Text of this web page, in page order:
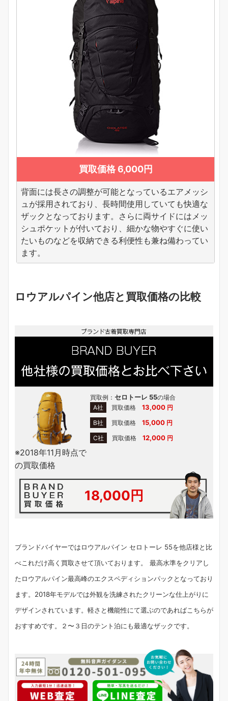
買取価格 6,000円
背面には長さの調整が可能となっているエアメッシ
ュが採用されており、長時間使用していても快適な
ザックとなっております。さらに両サイドにはメッ
シュポケットが付いており、細かな物やすぐに使い
たいものなどを収納できる利便性も兼ね備わってい
ます。
ロウアルパイン他店と買取価格の比較
買取例：セロトーレ 55の場合
A社
買取価格13,000 円
B社
買取価格15,000 円
C社
買取価格12,000 円
※2018年11月時点で
の買取価格
18,000円
ブランドバイヤーではロウアルパイン セロトーレ 55を他店様と比
べこれだけ高く買取させて頂いております。
最高水準をクリアし
たロウアルパイン最高峰のエクスペディションパックとなっており
ます。2018年モデルでは外観を洗練されたクリーンな仕上がりに
デザインされています。軽さと機能性にて選ぶのであればこちらが
おすすめです。２〜３日のテント泊にも最適なザックです。